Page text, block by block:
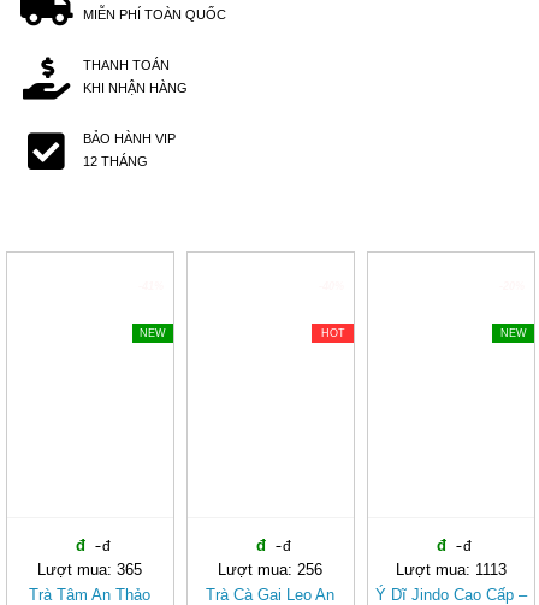
MIỄN PHÍ TOÀN QUỐC
THANH TOÁN
KHI NHẬN HÀNG
BẢO HÀNH VIP
12 THÁNG
NEW
Lượt mua: 365
Trà Tâm An Thảo
HOT
Lượt mua: 256
Trà Cà Gai Leo An
NEW
Lượt mua: 1113
Ý Dĩ Jindo Cao Cấp –